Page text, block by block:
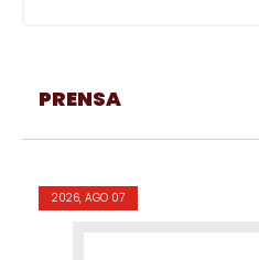
PRENSA
2026, AGO 07